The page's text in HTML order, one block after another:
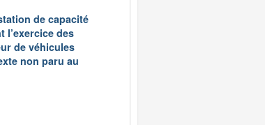
de capacité
des
de véhicules
non paru au